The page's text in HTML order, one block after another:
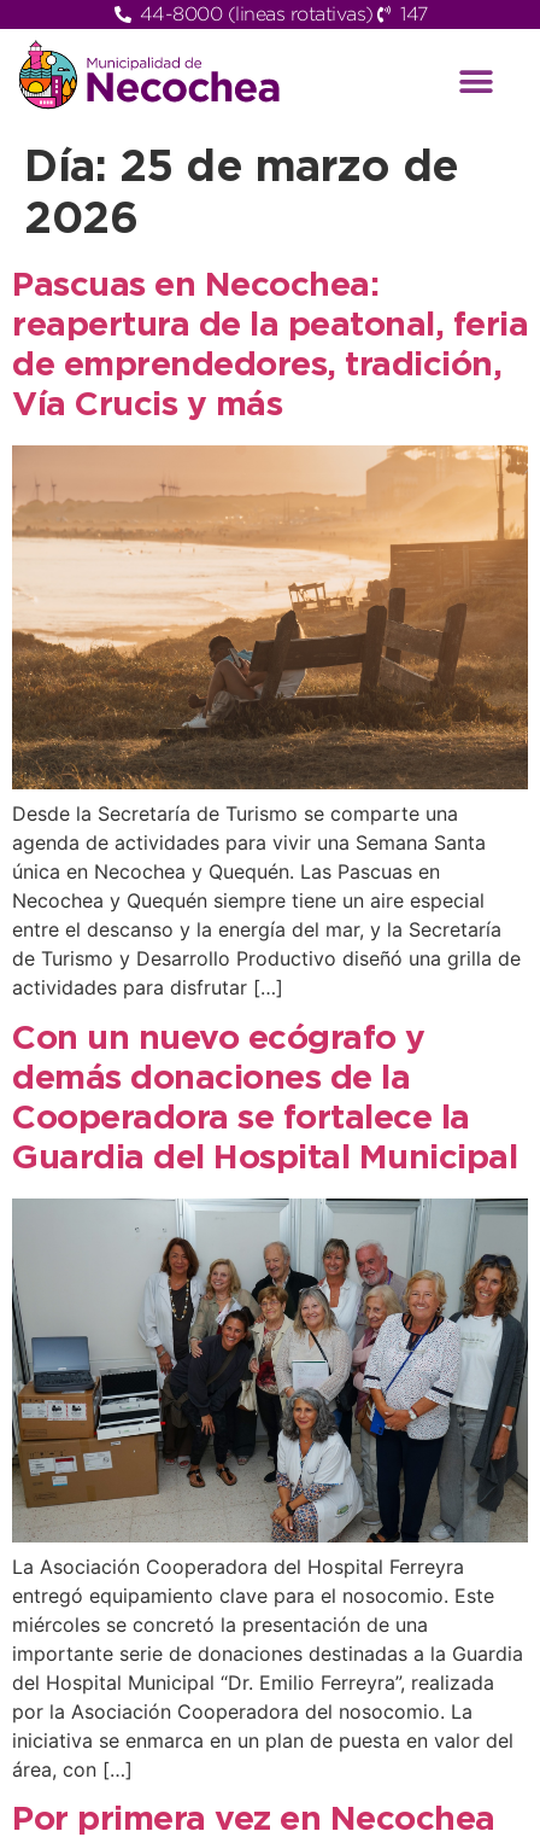
44-8000 (lineas rotativas) 147
Día: 25 de marzo de
2026
Pascuas en Necochea:
reapertura de la peatonal, feria
de emprendedores, tradición,
Vía Crucis y más
Desde la Secretaría de Turismo se comparte una
agenda de actividades para vivir una Semana Santa
única en Necochea y Quequén. Las Pascuas en
Necochea y Quequén siempre tiene un aire especial
entre el descanso y la energía del mar, y la Secretaría
de Turismo y Desarrollo Productivo diseñó una grilla de
actividades para disfrutar […]
Con un nuevo ecógrafo y
demás donaciones de la
Cooperadora se fortalece la
Guardia del Hospital Municipal
La Asociación Cooperadora del Hospital Ferreyra
entregó equipamiento clave para el nosocomio. Este
miércoles se concretó la presentación de una
importante serie de donaciones destinadas a la Guardia
del Hospital Municipal “Dr. Emilio Ferreyra”, realizada
por la Asociación Cooperadora del nosocomio. La
iniciativa se enmarca en un plan de puesta en valor del
área, con […]
Por primera vez en Necochea